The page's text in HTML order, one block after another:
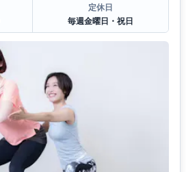
定休日
毎週金曜日・祝日